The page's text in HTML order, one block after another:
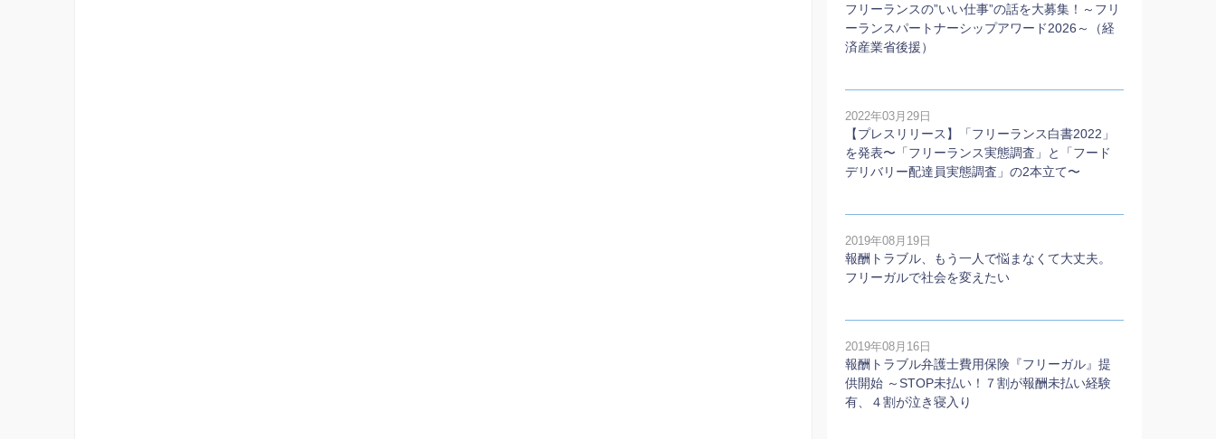
フリーランスの”いい仕事”の話を大募集！～フリ
ーランスパートナーシップアワード2026～（経
済産業省後援）
2022年03月29日
【プレスリリース】「フリーランス白書2022」
を発表〜「フリーランス実態調査」と「フード
デリバリー配達員実態調査」の2本⽴て〜
2019年08月19日
報酬トラブル、もう一人で悩まなくて大丈夫。
フリーガルで社会を変えたい
2019年08月16日
報酬トラブル弁護士費用保険『フリーガル』提
供開始 ～STOP未払い！７割が報酬未払い経験
有、４割が泣き寝入り